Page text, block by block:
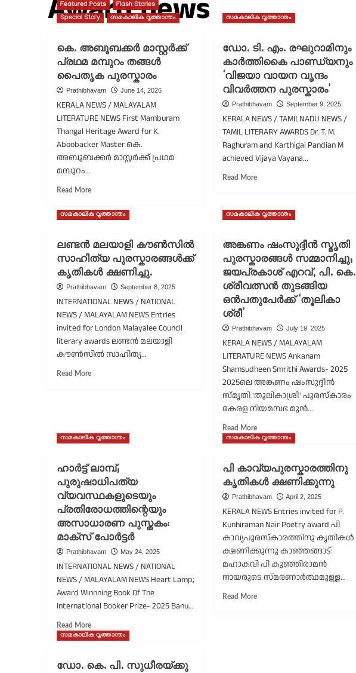
Award news
Featured Posts
Flash Stories
Special Story
സമകാലിക വൃത്താന്തം
കെ. അബൂബക്കർ മാസ്റ്റർക്ക്
പ്രഥമ മമ്പുറം തങ്ങൾ
പൈതൃക പുരസ്കാരം
Prathibhavam June 14, 2026
KERALA NEWS / MALAYALAM
LITERATURE NEWS First Mamburam
Thangal Heritage Award for K.
Aboobacker Master കെ.
അബൂബക്കർ മാസ്റ്റർക്ക് പ്രഥമ
മമ്പുറം...
Read MoreRead
about
കെ.
മാസ്റ്റർക്ക്
പ്രഥമ
മമ്പുറം
പൈതൃക
പുരസ്കാരം
സമകാലിക വൃത്താന്തം
ഡോ. ടി. എം. രഘുറാമിനും
കാർത്തികൈ പാണ്ഡ്യനും
‘വിജയാ വായന വൃന്ദം
വിവർത്തന പുരസ്കാരം’
Prathibhavam September 9, 2025
KERALA NEWS / TAMILNADU NEWS /
TAMIL LITERARY AWARDS Dr. T. M.
Raghuram and Karthigai Pandian M
achieved Vijaya Vayana...
Read MoreRead
ഡോ.
ടി.
രഘുറാമിനും
കാർത്തികൈ
പാണ്ഡ്യനും
‘വിജയാ
വായന
വൃന്ദം
പുരസ്കാരം’
സമകാലിക വൃത്താന്തം
ലണ്ടൻ മലയാളി കൗൺസിൽ
സാഹിത്യ പുരസ്കാരങ്ങൾക്ക്
കൃതികൾ ക്ഷണിച്ചു.
Prathibhavam September 8, 2025
INTERNATIONAL NEWS / NATIONAL
NEWS / MALAYALAM NEWS Entries
invited for London Malayalee Council
literary awards ലണ്ടൻ മലയാളി
കൗൺസിൽ സാഹിത്യ...
Read MoreRead
സാഹിത്യ
കൃതികൾ
ക്ഷണിച്ചു.
സമകാലിക വൃത്താന്തം
അങ്കണം ഷംസുദ്ദീൻ സ്മൃതി
പുരസ്കാരങ്ങൾ സമ്മാനിച്ചു;
ജയപ്രകാശ് എറവ്, പി. കെ.
ശ്രീവത്സൻ തുടങ്ങിയ
ഒൻപതുപേർക്ക് ‘തൂലികാ
ശ്രീ’
Prathibhavam July 19, 2025
KERALA NEWS / MALAYALAM
LITERATURE NEWS Ankanam
Shamsudheen Smrithi Awards- 2025
2025ലെ അങ്കണം ഷംസുദ്ദീൻ
സ്മൃതി 'തൂലികാശ്രീ' പുരസ്കാരം
കേരള നിയമസഭ മുൻ...
Read MoreRead
more
ഷംസുദ്ദീൻ
സ്മൃതി
പുരസ്കാരങ്ങൾ
ജയപ്രകാശ്
എറവ്,
പി.
കെ.
ശ്രീവത്സൻ
തുടങ്ങിയ
‘തൂലികാ
സമകാലിക വൃത്താന്തം
ഹാർട്ട് ലാമ്പ്;
പുരുഷാധിപത്യ
വ്യവസ്ഥകളുടെയും
പ്രതിരോധത്തിന്റെയും
അസാധാരണ പുസ്തകം:
മാക്‌സ് പോർട്ടർ
Prathibhavam May 24, 2025
INTERNATIONAL NEWS / NATIONAL
NEWS / MALAYALAM NEWS Heart Lamp;
Award Winnning Book Of The
International Booker Prize- 2025 Banu...
Read MoreRead
more
ലാമ്പ്;
സമകാലിക വൃത്താന്തം
പി കാവ്യപുരസ്കാരത്തിനു
കൃതികൾ ക്ഷണിക്കുന്നു
Prathibhavam April 2, 2025
KERALA NEWS Entries invited for P.
Kunhiraman Nair Poetry award പി
കാവ്യപുരസ്കാരത്തിനു കൃതികൾ
ക്ഷണിക്കുന്നു കാഞ്ഞങ്ങാട്:
മഹാകവി പി കുഞ്ഞിരാമൻ
നായരുടെ സ്മരണാർത്ഥമുള്ള...
Read MoreRead
സമകാലിക വൃത്താന്തം
ഡോ. കെ. പി. സുധീരയ്ക്കു